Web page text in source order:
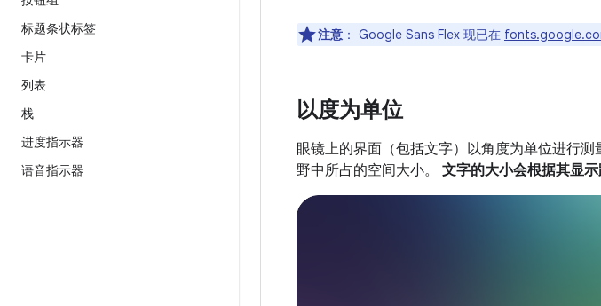
标题条状标签
卡片
列表
栈
进度指示器
语音指示器
注意 ： Google Sans Flex 现已在
以度为单位
眼镜上的界面（包括文字）以角度为单位进行
野中所占的空间大小。 文字的大小会根据其显示